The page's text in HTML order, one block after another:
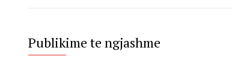
Publikime te ngjashme